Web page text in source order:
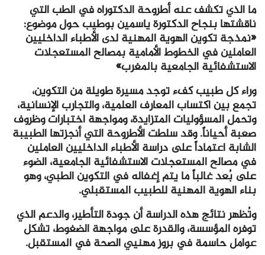
ما الذي تكشف عنه أطروحة الدكتوراه في الطب التي
ناقشتها بنجاح الدكتورة ياسمين بوطيب حول موضوع:
«نمذجة تكوين الهوية المهنية لدى الأطباء الداخليين
العاملين في الخطوط الأمامية بمصالح المستعجلات
الاستشفائية الجامعية بالمغرب»
وراء كل طبيب كفء توجد مسيرة طويلة من التكوين،
تجمع بين اكتساب المعارف العلمية، والتجارب الإنسانية،
وتحمل المسؤوليات المتزايدة، ومواجهة اختبارات وظروف
صعبة أحياناً. وقد سلطت الأطروحة التي أنجزتها الطبيبة
الشابة اعتماداً على دراسة الأطباء الداخليين العاملين
في مصالح المستعجلات الاستشفائية الجامعية، الضوء
على بُعد غالباً ما يتم إغفاله في التكوين الطبي، وهو
بناء الهوية المهنية للطبيب المستقبلي.
وتُظهر نتائج هذه الدراسة أن جودة التأطير، والدعم الذي
توفره المؤسسة، والقدرة على مواجهة الضغوط، تشكل
عوامل حاسمة في بروز مهنيي الصحة في المستقبل.